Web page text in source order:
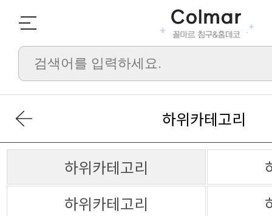
하위카테고리
하위카테고리
하위카테고리